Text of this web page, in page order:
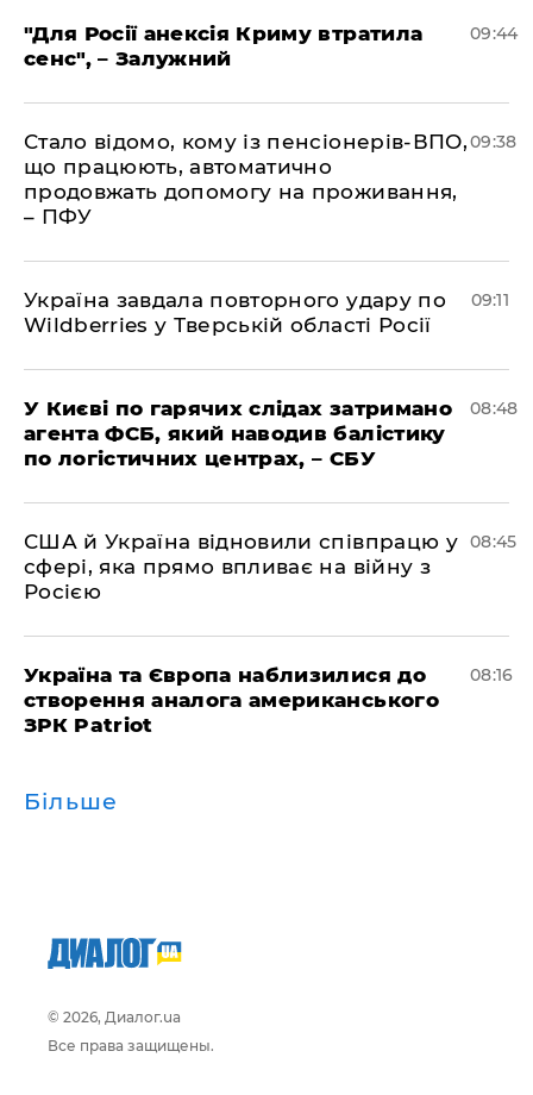
"Для Росії анексія Криму втратила
сенс", – Залужний
09:44
Стало відомо, кому із пенсіонерів-ВПО,
що працюють, автоматично
продовжать допомогу на проживання,
– ПФУ
09:38
Україна завдала повторного удару по
Wildberries у Тверській області Росії
09:11
У Києві по гарячих слідах затримано
агента ФСБ, який наводив балістику
по логістичних центрах, – СБУ
08:48
США й Україна відновили співпрацю у
сфері, яка прямо впливає на війну з
Росією
08:45
Україна та Європа наблизилися до
створення аналога американського
ЗРК Patriot
08:16
Більше
© 2026, Диалог.ua
Все права защищены.